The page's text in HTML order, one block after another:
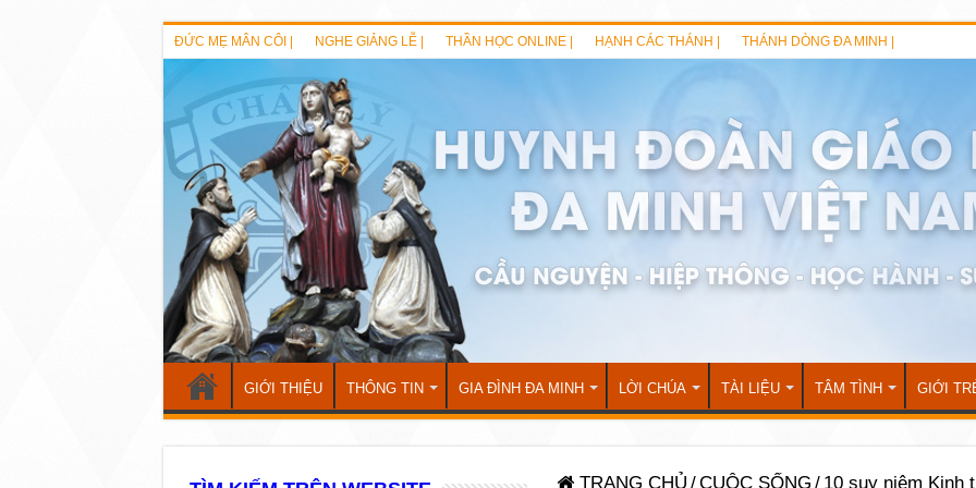
ĐỨC MẸ MÂN CÔI | NGHE GIẢNG LỄ | THẦN HỌC ONLINE | HẠNH CÁC THÁNH | THÁNH DÒNG ĐA MINH |
GIỚI THIỆU THÔNG TIN GIA ĐÌNH ĐA MINH LỜI CHÚA TÀI LIỆU TÂM TÌNH GIỚI
TRANG CHỦ /CUỘC SỐNG / 10 suy niệm Kinh